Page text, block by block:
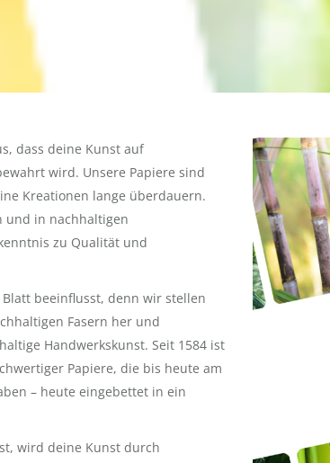
dass deine Kunst auf
wird. Unsere Papiere sind
Kreationen lange überdauern.
und in nachhaltigen
zu Qualität und
beeinflusst, denn wir stellen
Fasern her und
Handwerkskunst. Seit 1584 ist
Papiere, die bis heute am
– heute eingebettet in ein
wird deine Kunst durch
Video-
Player